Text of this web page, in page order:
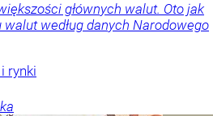
głównych walut. Oto jak
walut według danych Narodowego
rynki